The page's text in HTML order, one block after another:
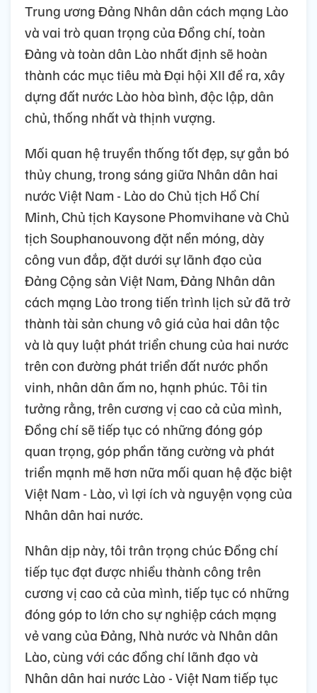
Trung ương Đảng Nhân dân cách mạng Lào
và vai trò quan trọng của Đồng chí, toàn
Đảng và toàn dân Lào nhất định sẽ hoàn
thành các mục tiêu mà Đại hội XII đề ra, xây
dựng đất nước Lào hòa bình, độc lập, dân
chủ, thống nhất và thịnh vượng.
Mối quan hệ truyền thống tốt đẹp, sự gắn bó
thủy chung, trong sáng giữa Nhân dân hai
nước Việt Nam - Lào do Chủ tịch Hồ Chí
Minh, Chủ tịch Kaysone Phomvihane và Chủ
tịch Souphanouvong đặt nền móng, dày
công vun đắp, đặt dưới sự lãnh đạo của
Đảng Cộng sản Việt Nam, Đảng Nhân dân
cách mạng Lào trong tiến trình lịch sử đã trở
thành tài sản chung vô giá của hai dân tộc
và là quy luật phát triển chung của hai nước
trên con đường phát triển đất nước phồn
vinh, nhân dân ấm no, hạnh phúc. Tôi tin
tưởng rằng, trên cương vị cao cả của mình,
Đồng chí sẽ tiếp tục có những đóng góp
quan trọng, góp phần tăng cường và phát
triển mạnh mẽ hơn nữa mối quan hệ đặc biệt
Việt Nam - Lào, vì lợi ích và nguyện vọng của
Nhân dân hai nước.
Nhân dịp này, tôi trân trọng chúc Đồng chí
tiếp tục đạt được nhiều thành công trên
cương vị cao cả của mình, tiếp tục có những
đóng góp to lớn cho sự nghiệp cách mạng
vẻ vang của Đảng, Nhà nước và Nhân dân
Lào, cùng với các đồng chí lãnh đạo và
Nhân dân hai nước Lào - Việt Nam tiếp tục